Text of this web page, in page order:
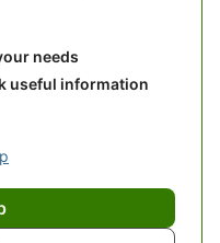
needs
useful information